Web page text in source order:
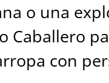
o una
Caballero
con